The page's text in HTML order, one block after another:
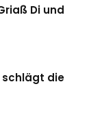
Di und
schlägt die